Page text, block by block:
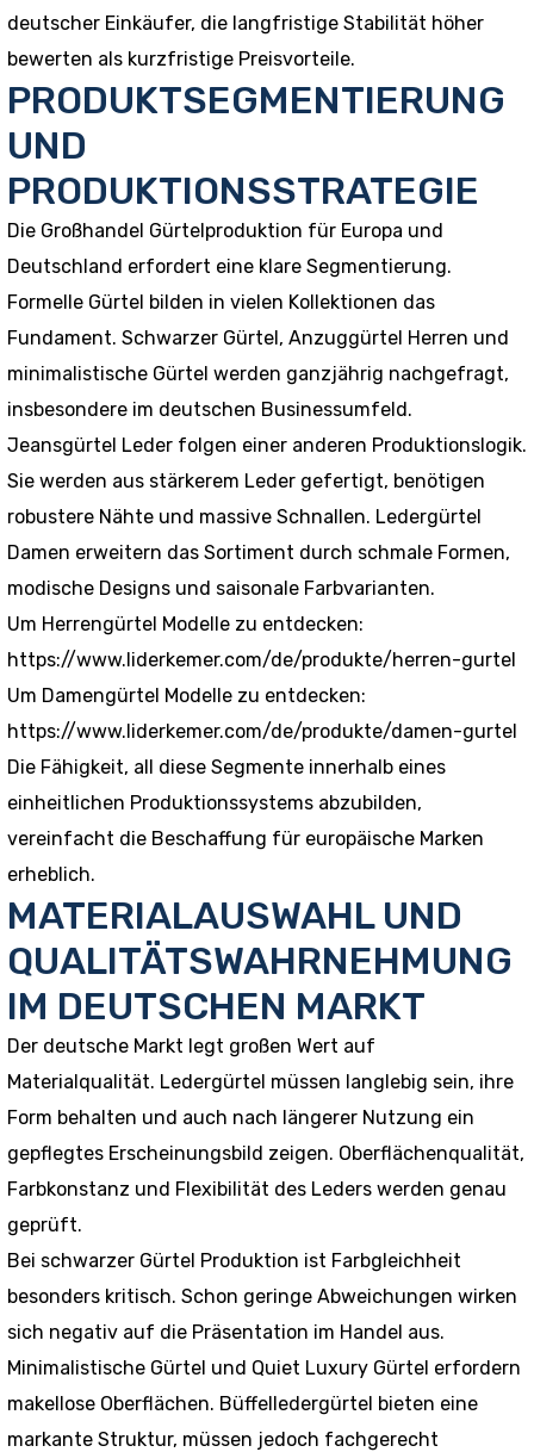
deutscher Einkäufer, die langfristige Stabilität höher
bewerten als kurzfristige Preisvorteile.
PRODUKTSEGMENTIERUNG
UND
PRODUKTIONSSTRATEGIE
Die Großhandel Gürtelproduktion für Europa und
Deutschland erfordert eine klare Segmentierung.
Formelle Gürtel bilden in vielen Kollektionen das
Fundament. Schwarzer Gürtel, Anzuggürtel Herren und
minimalistische Gürtel werden ganzjährig nachgefragt,
insbesondere im deutschen Businessumfeld.
Jeansgürtel Leder folgen einer anderen Produktionslogik.
Sie werden aus stärkerem Leder gefertigt, benötigen
robustere Nähte und massive Schnallen. Ledergürtel
Damen erweitern das Sortiment durch schmale Formen,
modische Designs und saisonale Farbvarianten.
Um Herrengürtel Modelle zu entdecken:
https://www.liderkemer.com/de/produkte/herren-gurtel
Um Damengürtel Modelle zu entdecken:
https://www.liderkemer.com/de/produkte/damen-gurtel
Die Fähigkeit, all diese Segmente innerhalb eines
einheitlichen Produktionssystems abzubilden,
vereinfacht die Beschaffung für europäische Marken
erheblich.
MATERIALAUSWAHL UND
QUALITÄTSWAHRNEHMUNG
IM DEUTSCHEN MARKT
Der deutsche Markt legt großen Wert auf
Materialqualität. Ledergürtel müssen langlebig sein, ihre
Form behalten und auch nach längerer Nutzung ein
gepflegtes Erscheinungsbild zeigen. Oberflächenqualität,
Farbkonstanz und Flexibilität des Leders werden genau
geprüft.
Bei schwarzer Gürtel Produktion ist Farbgleichheit
besonders kritisch. Schon geringe Abweichungen wirken
sich negativ auf die Präsentation im Handel aus.
Minimalistische Gürtel und Quiet Luxury Gürtel erfordern
makellose Oberflächen. Büffelledergürtel bieten eine
markante Struktur, müssen jedoch fachgerecht